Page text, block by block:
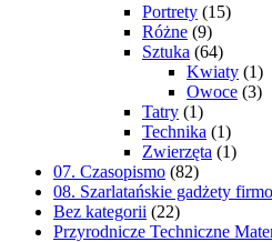
Portrety (15)
Różne (9)
Sztuka (64)
Kwiaty (1)
Owoce (3)
Tatry (1)
Technika (1)
Zwierzęta (1)
07. Czasopismo (82)
08. Szarlatańskie gadżety
Bez kategorii (22)
Przyrodnicze Techniczne